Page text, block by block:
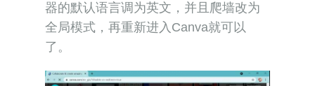
器的默认语言调为英文，并且爬墙改为
全局模式，再重新进入Canva就可以
了。